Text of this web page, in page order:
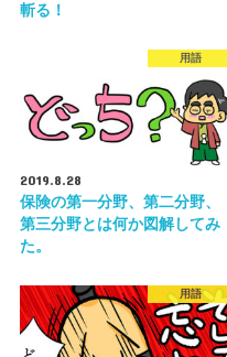
斬る！
用語
2019.8.28
保険の第一分野、第二分野、
第三分野とは何か図解してみ
た。
用語